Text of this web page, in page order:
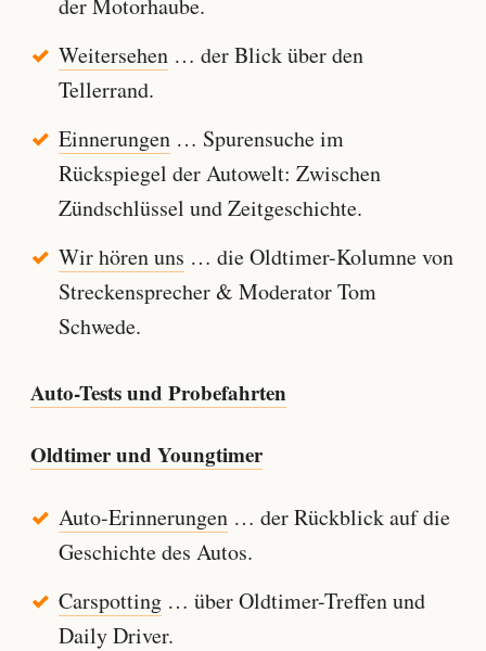
der Motorhaube.
Weitersehen… der Blick über den
Tellerrand.
Einnerungen… Spurensuche im
Rückspiegel der Autowelt: Zwischen
Zündschlüssel und Zeitgeschichte.
Wir hören uns … die Oldtimer-Kolumne von
Streckensprecher & Moderator Tom
Schwede.
Auto-Tests und Probefahrten
Oldtimer und Youngtimer
Auto-Erinnerungen… der Rückblick auf die
Geschichte des Autos.
Carspotting… über Oldtimer-Treffen und
Daily Driver.